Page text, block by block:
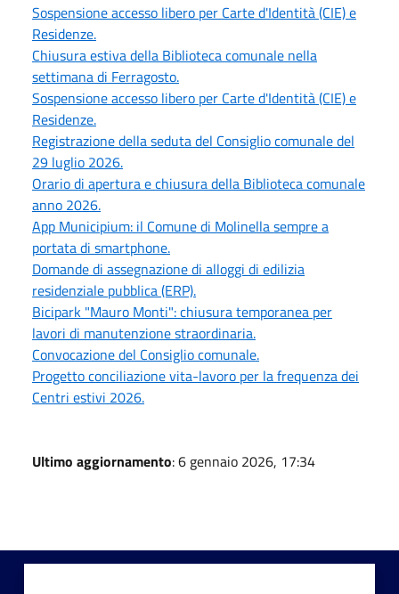
Sospensione accesso libero per Carte d'Identità (CIE) e
Residenze.
Chiusura estiva della Biblioteca comunale nella
settimana di Ferragosto.
Sospensione accesso libero per Carte d'Identità (CIE) e
Residenze.
Registrazione della seduta del Consiglio comunale del
29 luglio 2026.
Orario di apertura e chiusura della Biblioteca comunale
anno 2026.
App Municipium: il Comune di Molinella sempre a
portata di smartphone.
Domande di assegnazione di alloggi di edilizia
residenziale pubblica (ERP).
Bicipark "Mauro Monti": chiusura temporanea per
lavori di manutenzione straordinaria.
Convocazione del Consiglio comunale.
Progetto conciliazione vita-lavoro per la frequenza dei
Centri estivi 2026.
Ultimo aggiornamento: 6 gennaio 2026, 17:34